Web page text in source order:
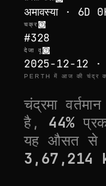
अमावस्या · 6D
चक्र
#328
देजा वू
2025-12-12 ·
PERTH में आज की चंद्र
चंद्रमा
है, 44%
यहऔसत से
3,67,214